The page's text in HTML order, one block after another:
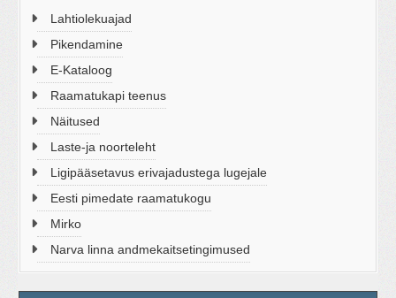
Lahtiolekuajad
Pikendamine
E-Kataloog
Raamatukapi teenus
Näitused
Laste-ja noorteleht
Ligipääsetavus erivajadustega lugejale
Eesti pimedate raamatukogu
Mirko
Narva linna andmekaitsetingimused